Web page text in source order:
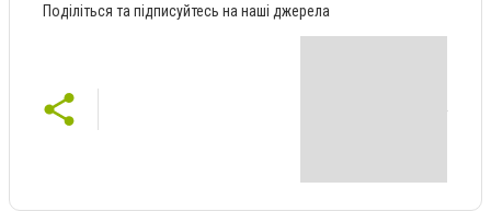
Поділіться та підписуйтесь на наші джерела